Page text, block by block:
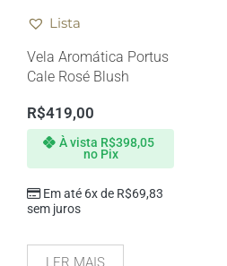
Lista
Vela Aromática Portus
Cale Rosé Blush
R$419,00
Em até 6x de R$69,83
sem juros
À vista R$398,05
no Pix